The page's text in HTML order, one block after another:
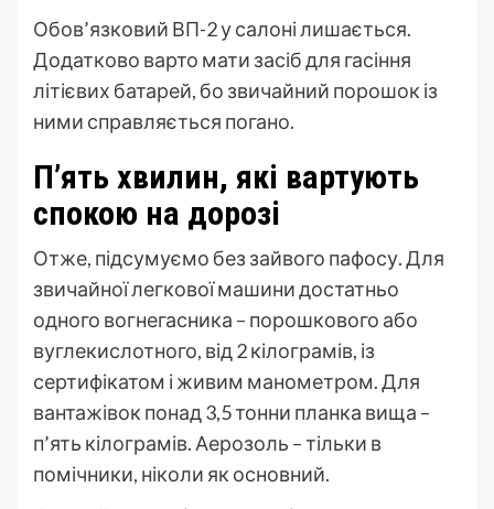
Обов’язковий ВП-2 у салоні лишається.
Додатково варто мати засіб для гасіння
літієвих батарей, бо звичайний порошок із
ними справляється погано.
П’ять хвилин, які вартують
спокою на дорозі
Отже, підсумуємо без зайвого пафосу. Для
звичайної легкової машини достатньо
одного вогнегасника – порошкового або
вуглекислотного, від 2 кілограмів, із
сертифікатом і живим манометром. Для
вантажівок понад 3,5 тонни планка вища –
п’ять кілограмів. Аерозоль – тільки в
помічники, ніколи як основний.